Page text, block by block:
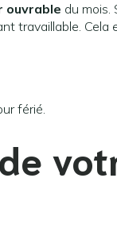
ouvrable du mois.
travaillable. Cela
férié.